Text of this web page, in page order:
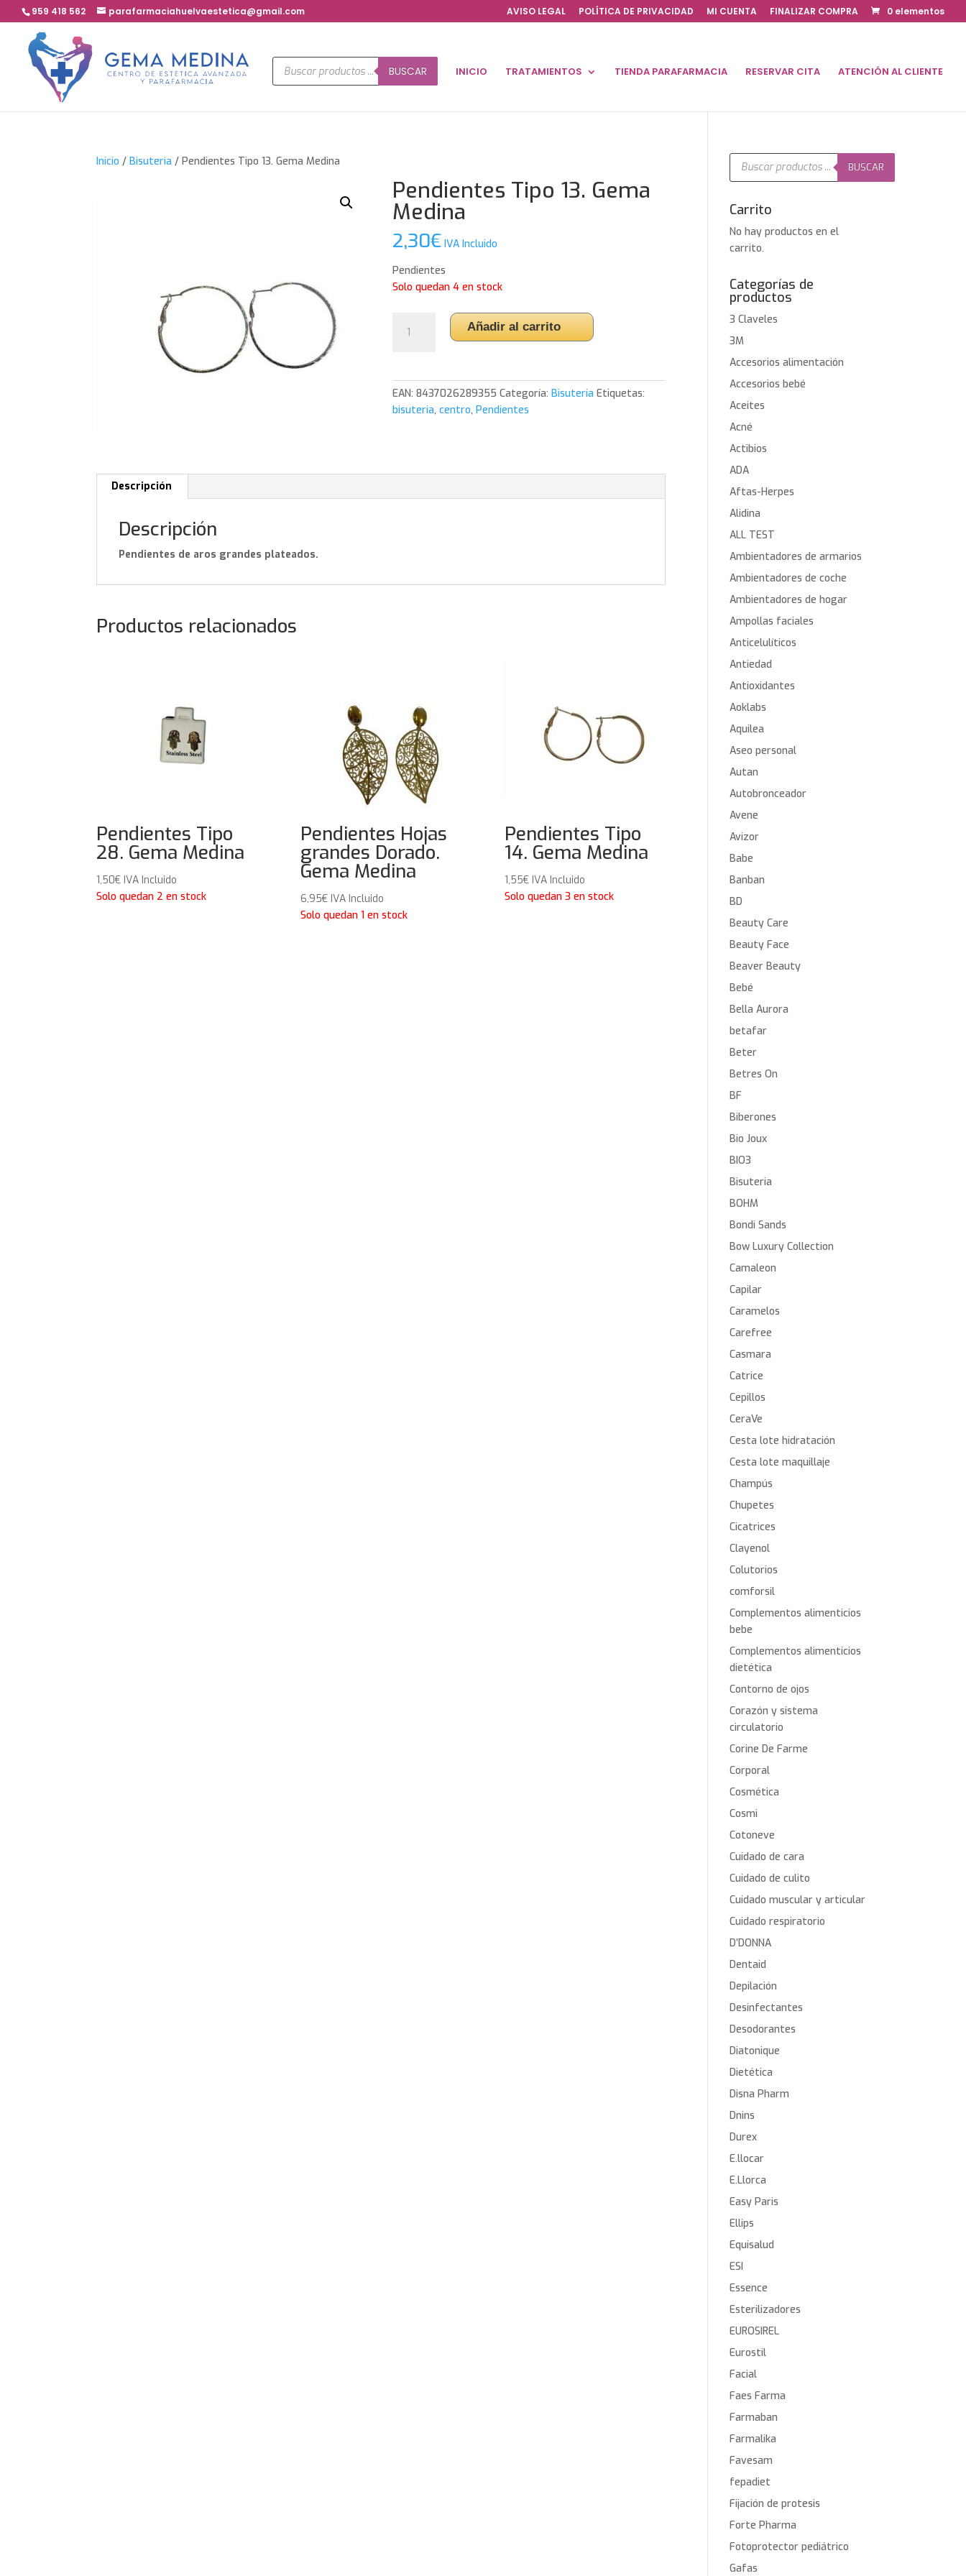
959 418 562 parafarmaciahuelvaestetica@gmail.com AVISO LEGAL POLÍTICA DE PRIVACIDAD MI CUENTA FINALIZAR COMPRA 0 elementos
Búsqueda
de
productos
BUSCAR INICIO TRATAMIENTOS TIENDA PARAFARMACIA RESERVAR CITA ATENCIÓN AL CLIENTE
Inicio /Bisuteria / Pendientes Tipo 13. Gema Medina
Pendientes Tipo 13. Gema
Medina
2,30€ IVA Incluido
Pendientes
Solo quedan 4 en stock
Tipo
Medina
cantidad
Añadir al carrito
EAN:8437026289355 Categoría:Bisuteria Etiquetas:
bisuteria,centro,Pendientes
Descripción
Descripción
Pendientes de aros grandes plateados.
Productos relacionados
Pendientes Tipo
28. Gema Medina
1,50€ IVA Incluido
Solo quedan 2 en stock
Pendientes Hojas
grandes Dorado.
Gema Medina
6,95€ IVA Incluido
Solo quedan 1 en stock
Pendientes Tipo
14. Gema Medina
1,55€ IVA Incluido
Solo quedan 3 en stock
Búsqueda
productos
BUSCAR
Carrito
No hay productos en el
carrito.
Categorías de
productos
3 Claveles
3M
Accesorios alimentación
Accesorios bebé
Aceites
Acné
Actibios
ADA
Aftas-Herpes
Alidina
ALL TEST
Ambientadores de armarios
Ambientadores de coche
Ambientadores de hogar
Ampollas faciales
Anticelulíticos
Antiedad
Antioxidantes
Aoklabs
Aquilea
Aseo personal
Autan
Autobronceador
Avene
Avizor
Babe
Banban
BD
Beauty Care
Beauty Face
Beaver Beauty
Bebé
Bella Aurora
betafar
Beter
Betres On
BF
Biberones
Bio Joux
BIO3
Bisuteria
BOHM
Bondi Sands
Bow Luxury Collection
Camaleon
Capilar
Caramelos
Carefree
Casmara
Catrice
Cepillos
CeraVe
Cesta lote hidratación
Cesta lote maquillaje
Champús
Chupetes
Cicatrices
Clayenol
Colutorios
comforsil
Complementos alimenticios
bebe
Complementos alimenticios
dietética
Contorno de ojos
Corazón y sistema
circulatorio
Corine De Farme
Corporal
Cosmética
Cosmi
Cotoneve
Cuidado de cara
Cuidado de culito
Cuidado muscular y articular
Cuidado respiratorio
D’DONNA
Dentaid
Depilación
Desinfectantes
Desodorantes
Diatonique
Dietética
Disna Pharm
Dnins
Durex
E.llocar
E.Llorca
Easy Paris
Ellips
Equisalud
ESI
Essence
Esterilizadores
EUROSIREL
Eurostil
Facial
Faes Farma
Farmaban
Farmalika
Favesam
fepadiet
Fijación de protesis
Forte Pharma
Fotoprotector pediátrico
Gafas